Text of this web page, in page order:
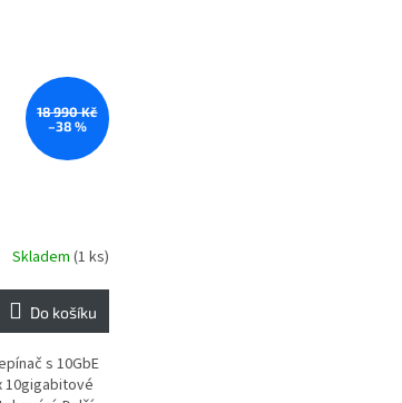
18 990 Kč
–38 %
Skladem (1 ks)
Do košíku
s 10GbE
10gigabitové